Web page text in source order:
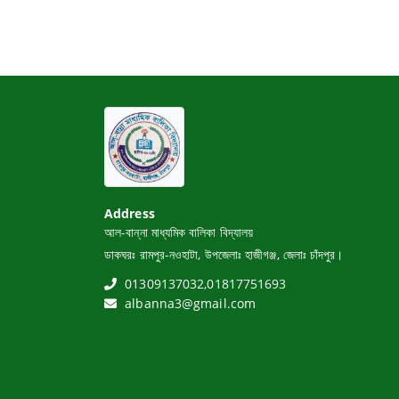
Address
আল-বান্না মাধ্যমিক বালিকা বিদ্যালয়
ডাকঘরঃ রামপুর-নওহাটা, উপজেলাঃ হাজীগঞ্জ, জেলাঃ চাঁদপুর।
01309137032,01817751693
albanna3@gmail.com